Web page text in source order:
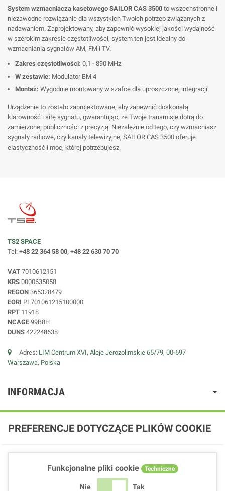
System wzmacniacza kasetowego SAILOR CAS 3500 to wszechstronne i
niezawodne rozwiązanie dla wszystkich Twoich potrzeb związanych z
nadawaniem. Zaprojektowany, aby zapewnić wysokiej jakości wydajność
w szerokim zakresie częstotliwości, system ten jest idealny do
wzmacniania sygnałów AM, FM i TV.
Zakres częstotliwości: 0,1 - 890 MHz
W zestawie: Modulator BM 4
Montaż: Wygodnie montowany w szafce dla uproszczonej integracji
Urządzenie to zostało zaprojektowane, aby zapewnić doskonałą
klarowność i siłę sygnału, gwarantując, że Twoje transmisje dotrą do
zamierzonej publiczności z precyzją. Niezależnie od tego, czy wzmacniasz
sygnały radiowe, czy kanały telewizyjne, SAILOR CAS 3500 oferuje
elastyczność i moc, której potrzebujesz.
TS2 SPACE
Tel: +48 22 364 58 00, +48 22 630 70 70
VAT 7010612151
KRS 0000635058
REGON 365328479
EORI PL701061215100000
RPT 11918
NCAGE 99B8H
DUNS 422248638
Adres: LIM Centrum XVI, Aleje Jerozolimskie 65/79, 00-697
Warszawa, Polska
INFORMACJA
PREFERENCJE DOTYCZĄCE PLIKÓW COOKIE
Funkcjonalne pliki cookie Techniczne
Nie Tak